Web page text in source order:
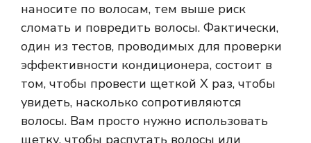
наносите по волосам, тем выше риск
сломать и повредить волосы. Фактически,
один из тестов, проводимых для проверки
эффективности кондиционера, состоит в
том, чтобы провести щеткой X раз, чтобы
увидеть, насколько сопротивляются
волосы. Вам просто нужно использовать